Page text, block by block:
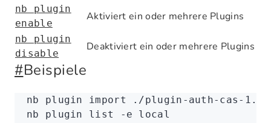
nb plugin
enable
Aktiviert ein oder mehrere Plugins
nb plugin
disable
Deaktiviert ein oder mehrere Plugins
#Beispiele
nb plugin import ./plugin-auth-cas-
nb plugin list -e local